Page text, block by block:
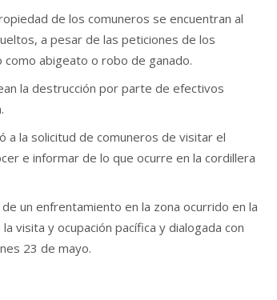
de los comuneros se encuentran al
a pesar de las peticiones de los
abigeato o robo de ganado.
la destrucción por parte de efectivos
a la solicitud de comuneros de visitar el
e informar de lo que ocurre en la cordillera
un enfrentamiento en la zona ocurrido en la
visita y ocupación pacífica y dialogada con
23 de mayo.